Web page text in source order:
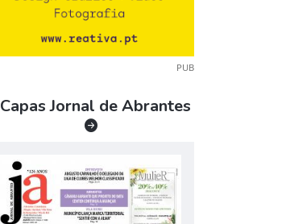
PUB
Capas Jornal de Abrantes